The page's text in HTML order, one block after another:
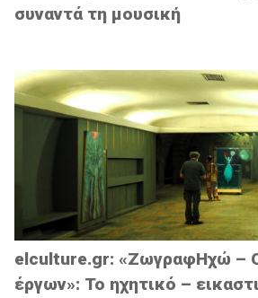
συναντά τη μουσική
elculture.gr: «ΖωγραφΗχώ –
έργων»: Το ηχητικό –